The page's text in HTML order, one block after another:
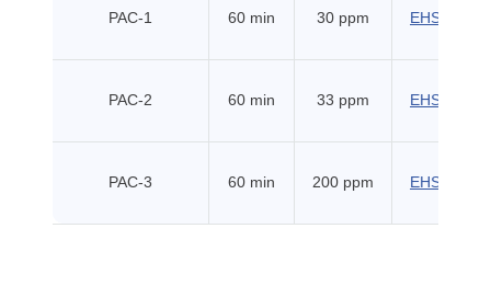
PAC-1 60 min 30 ppm EHSS
PAC-2 60 min 33 ppm EHSS
PAC-3 60 min 200 ppm EHSS